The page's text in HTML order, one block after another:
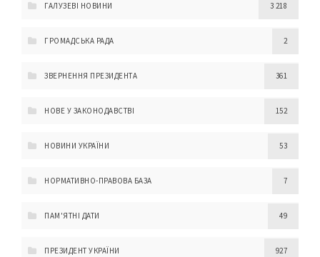
ГАЛУЗЕВІ НОВИНИ 3 218
ГРОМАДСЬКА РАДА 2
ЗВЕРНЕННЯ ПРЕЗИДЕНТА 361
НОВЕ У ЗАКОНОДАВСТВІ 152
НОВИНИ УКРАЇНИ 53
НОРМАТИВНО-ПРАВОВА БАЗА 7
ПАМ'ЯТНІ ДАТИ 49
ПРЕЗИДЕНТ УКРАЇНИ 927